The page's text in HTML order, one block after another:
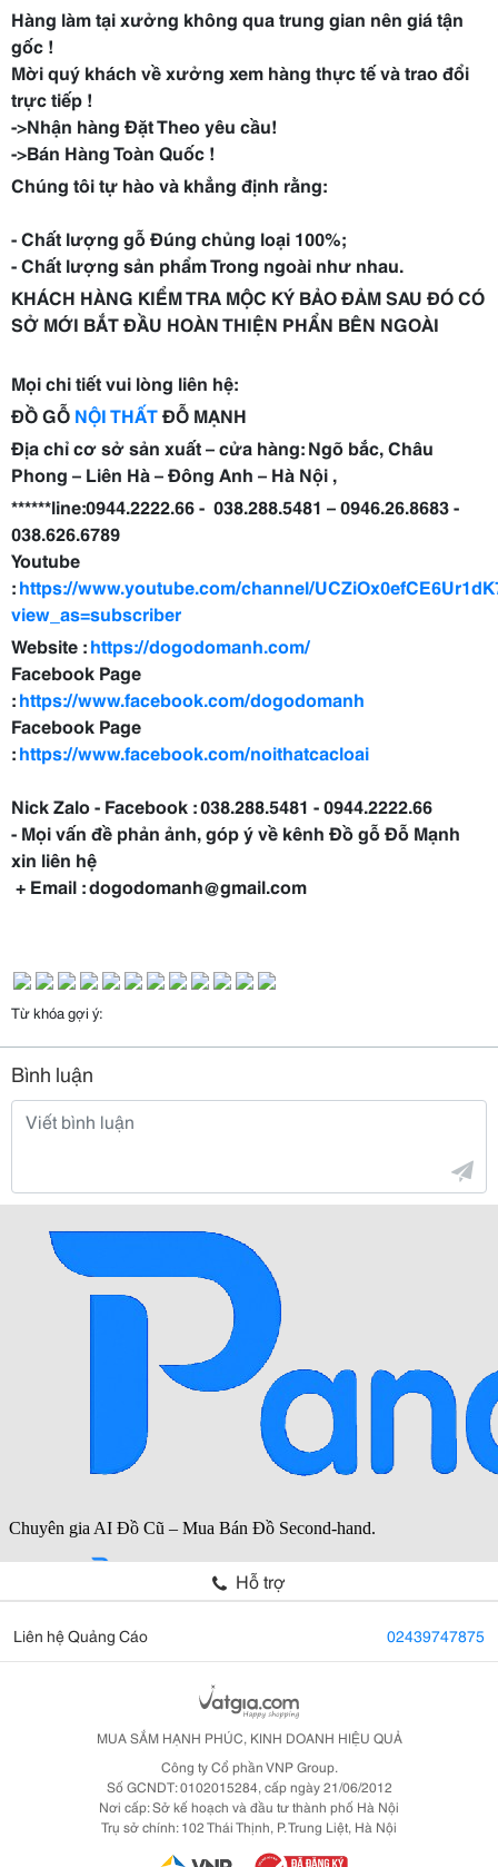
Hàng làm tại xưởng không qua trung gian nên giá tận
gốc !
Mời quý khách về xưởng xem hàng thực tế và trao đổi
trực tiếp !
->Nhận hàng Đặt Theo yêu cầu!
->Bán Hàng Toàn Quốc !
Chúng tôi tự hào và khẳng định rằng:
- Chất lượng gỗ Đúng chủng loại 100%;
- Chất lượng sản phẩm Trong ngoài như nhau.
KHÁCH HÀNG KIỂM TRA MỘC KÝ BẢO ĐẢM SAU ĐÓ CÓ
SỞ MỚI BẮT ĐẦU HOÀN THIỆN PHẨN BÊN NGOÀI
Mọi chi tiết vui lòng liên hệ:
ĐỒ GỖ NỘI THẤTĐỖ MẠNH
Địa chỉ cơ sở sản xuất – cửa hàng: Ngõ bắc, Châu
Phong – Liên Hà – Đông Anh – Hà Nội ,
******line:0944.2222.66 - 038.288.5481 – 0946.26.8683 -
038.626.6789
Youtube
:https://www.youtube.com/channel/
view_as=subscriber
Website :https://dogodomanh.com/
Facebook Page
:https://www.facebook.com/dogodomanh
Facebook Page
:https://www.facebook.com/noithatcacloai
Nick Zalo - Facebook : 038.288.5481 - 0944.2222.66
- Mọi vấn đề phản ảnh, góp ý về kênh Đồ gỗ Đỗ Mạnh
xin liên hệ
+ Email : dogodomanh@gmail.com
Từ khóa gợi ý:
Bình luận
Hỗ trợ
Liên hệ Quảng Cáo 02439747875
MUA SẮM HẠNH PHÚC, KINH DOANH HIỆU QUẢ
Công ty Cổ phần VNP Group.
Số GCNDT: 0102015284, cấp ngày 21/06/2012
Nơi cấp: Sở kế hoạch và đầu tư thành phố Hà Nội
Trụ sở chính: 102 Thái Thịnh, P. Trung Liệt, Hà Nội